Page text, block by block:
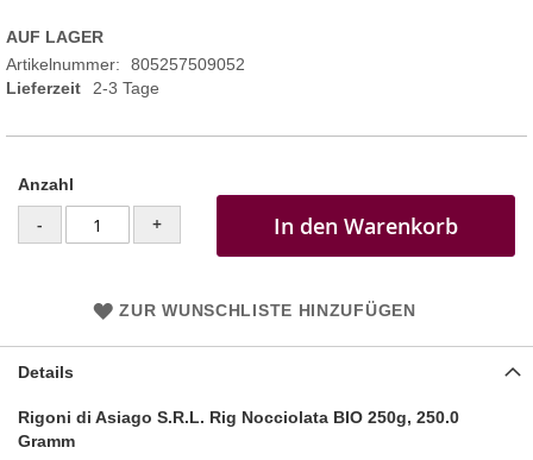
AUF LAGER
Artikelnummer
805257509052
Lieferzeit
2-3 Tage
Anzahl
- + In den Warenkorb
ZUR WUNSCHLISTE HINZUFÜGEN
Details
Rigoni di Asiago S.R.L. Rig Nocciolata BIO 250g, 250.0
Gramm